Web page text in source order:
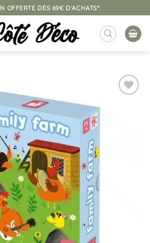
OFFERTE DÈS 69€ D'ACHATS*